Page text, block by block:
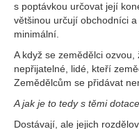
s poptávkou určovat její
většinou určují obchodníci
minimální.
A když se zemědělci
nepřijatelné, lidé, kteří
Zemědělcům se přidávat
A jak je to tedy s těmi
Dostávají, ale jejich